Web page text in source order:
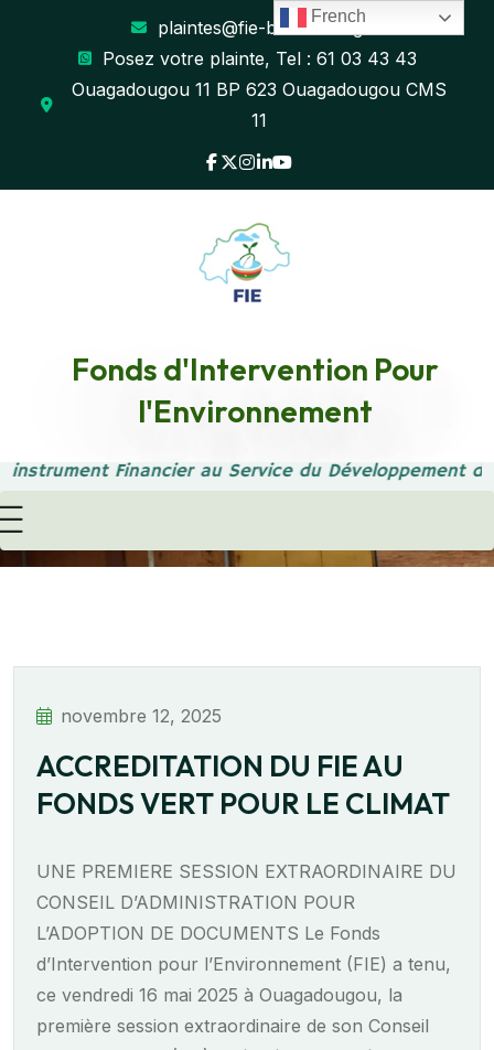
plaintes@fie-burkina.org
Posez votre plainte, Tel : 61 03 43 43
Ouagadougou 11 BP 623 Ouagadougou CMS
11
Fonds d'Intervention Pour
l'Environnement
instrument Financier au Service du Développement
Uncategorized
novembre 12, 2025
ACCREDITATION DU FIE AU
FONDS VERT POUR LE CLIMAT
UNE PREMIERE SESSION EXTRAORDINAIRE DU
CONSEIL D’ADMINISTRATION POUR
L’ADOPTION DE DOCUMENTS Le Fonds
d’Intervention pour l’Environnement (FIE) a tenu,
ce vendredi 16 mai 2025 à Ouagadougou, la
première session extraordinaire de son Conseil
French